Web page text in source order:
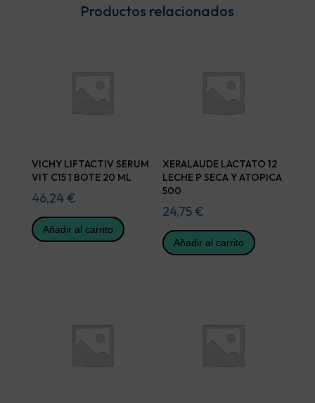
Productos relacionados
VICHY LIFTACTIV SERUM
VIT C15 1 BOTE 20 ML
46,24 €
Añadir al carrito
XERALAUDE LACTATO 12
LECHE P SECA Y ATOPICA
500
24,75 €
Añadir al carrito